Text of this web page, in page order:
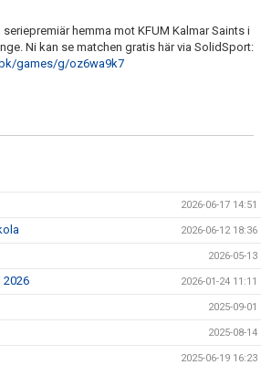
hemma mot KFUM Kalmar Saints i
Ni kan se matchen gratis här via SolidSport:
games/g/oz6wa9k7
2026-06-17 14:51
2026-06-12 18:36
2026-05-13
2026 2026-01-24 11:11
2025-09-01
2025-08-14
2025-06-19 16:23